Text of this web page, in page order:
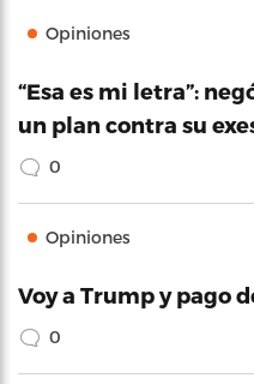
Opiniones
“Esa es mi letra”:
un plan contra su
0
Opiniones
Voy a Trump y pago
0